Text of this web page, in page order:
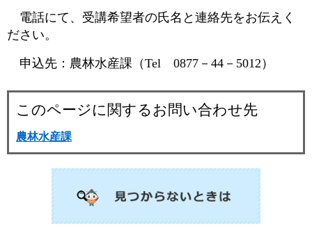
​ 電話にて、受講希望者の氏名と連絡先をお伝えく
ださい。
申込先：農林水産課（Tel 0877－44－5012）
このページに関するお問い合わせ先
農林水産課